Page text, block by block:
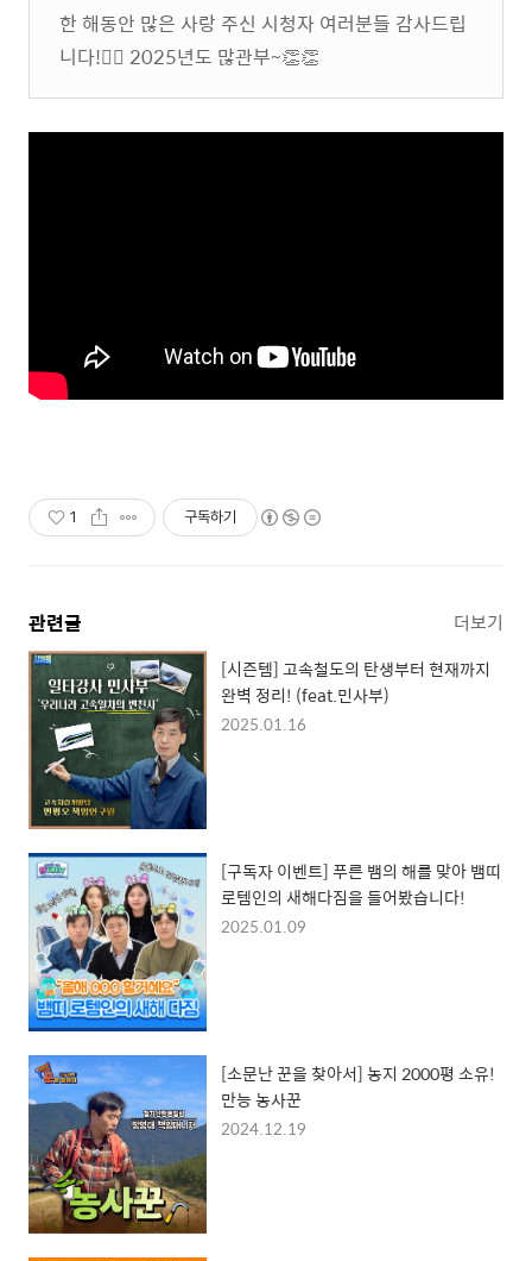
한 해동안 많은 사랑 주신 시청자 여러분들 감사드립
니다!🙇‍♂️ 2025년도 많관부~👏👏
1 구독하기
관련글 더보기
[시즌템] 고속철도의 탄생부터 현재까지
완벽 정리! (feat.민사부)
2025.01.16
[구독자 이벤트] 푸른 뱀의 해를 맞아 뱀띠
로템인의 새해다짐을 들어봤습니다!
2025.01.09
[소문난 꾼을 찾아서] 농지 2000평 소유!
만능 농사꾼
2024.12.19